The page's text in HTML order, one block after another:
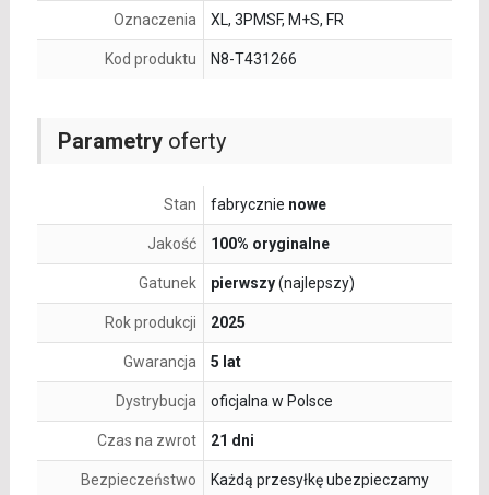
Parametryoferty
Stan fabrycznie nowe
Jakość 100% oryginalne
Gatunek pierwszy(najlepszy)
Rok produkcji 2025
Gwarancja 5 lat
Dystrybucja oficjalna w Polsce
Czas na zwrot 21 dni
Bezpieczeństwo
Każdą przesyłkę ubezpieczamy
Oznaczenia XL, 3PMSF, M+S, FR
Kod produktu N8-T431266